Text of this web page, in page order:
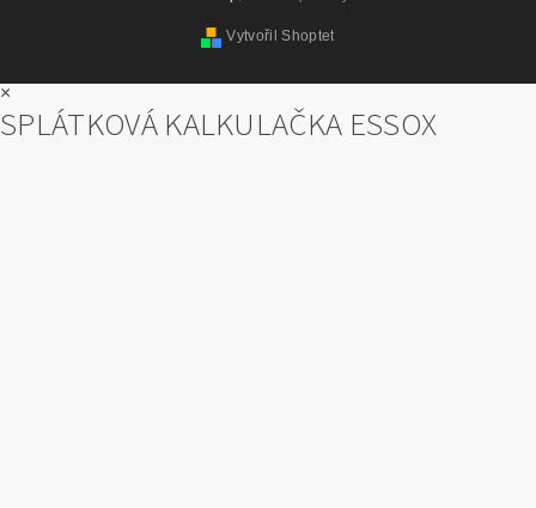
Vytvořil Shoptet
×
SPLÁTKOVÁ KALKULAČKA ESSOX